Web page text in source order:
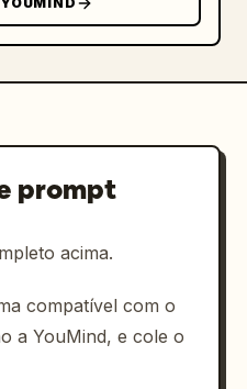
vertical,
escuro / preto",
dupla",
com colunas
prompt
acima.
compatível com o
a YouMind, e cole o